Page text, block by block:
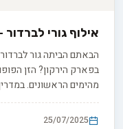
אילוף גורי
הבאתם הביתה גור
בפארק הירקון? הזן
מהימים הראשונים.
הרסנות, קפיצות ובעיות
כלב מאוזן ומאושר.
25/07/2025